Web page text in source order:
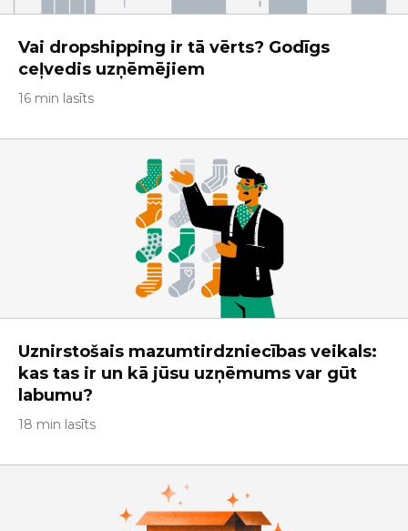
Vai dropshipping ir tā vērts? Godīgs
ceļvedis uzņēmējiem
16 min lasīts
Uznirstošais mazumtirdzniecības veikals:
kas tas ir un kā jūsu uzņēmums var gūt
labumu?
18 min lasīts